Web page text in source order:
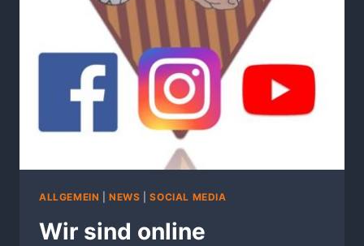
ALLGEMEIN |NEWS |SOCIAL MEDIA
Wir sind online